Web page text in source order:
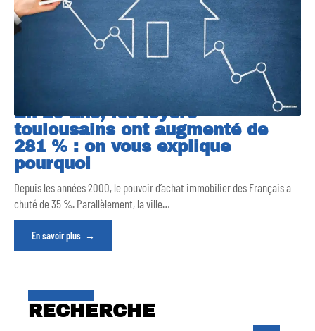
En 20 ans, les loyers
toulousains ont augmenté de
281 % : on vous explique
pourquoi
Depuis les années 2000, le pouvoir d’achat immobilier des Français a
chuté de 35 %. Parallèlement, la ville…
En savoir plus
RECHERCHE